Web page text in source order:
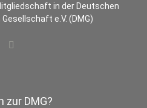
in der Deutschen
e.V. (DMG)
zur DMG?